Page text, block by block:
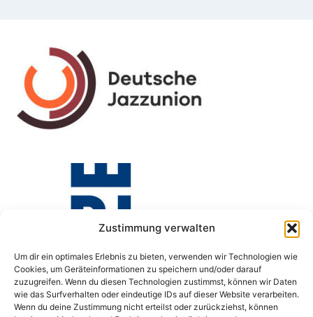
Zustimmung verwalten
Um dir ein optimales Erlebnis zu bieten, verwenden wir Technologien wie
Cookies, um Geräteinformationen zu speichern und/oder darauf
zuzugreifen. Wenn du diesen Technologien zustimmst, können wir Daten
wie das Surfverhalten oder eindeutige IDs auf dieser Website verarbeiten.
Wenn du deine Zustimmung nicht erteilst oder zurückziehst, können